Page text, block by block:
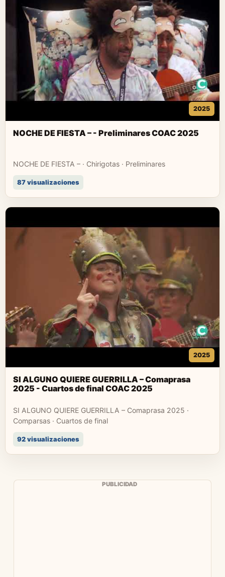
2025
NOCHE DE FIESTA – - Preliminares COAC 2025
NOCHE DE FIESTA – · Chirigotas · Preliminares
87 visualizaciones
2025
SI ALGUNO QUIERE GUERRILLA – Comaprasa
2025 - Cuartos de final COAC 2025
SI ALGUNO QUIERE GUERRILLA – Comaprasa 2025 ·
Comparsas · Cuartos de final
92 visualizaciones
PUBLICIDAD